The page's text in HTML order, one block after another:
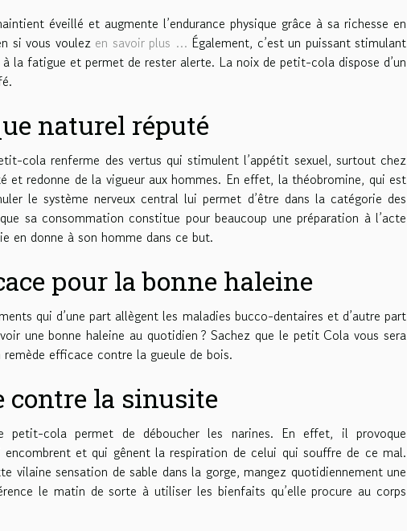
éveillé et augmente l’endurance physique grâce à sa richesse en
si vous voulez en savoir plus … Également, c’est un puissant stimulant
la fatigue et permet de rester alerte. La noix de petit-cola dispose d’un
naturel réputé
cola renferme des vertus qui stimulent l’appétit sexuel, surtout chez
et redonne de la vigueur aux hommes. En effet, la théobromine, qui est
le système nerveux central lui permet d’être dans la catégorie des
sa consommation constitue pour beaucoup une préparation à l’acte
en donne à son homme dans ce but.
pour la bonne haleine
qui d’une part allègent les maladies bucco-dentaires et d’autre part
une bonne haleine au quotidien ? Sachez que le petit Cola vous sera
efficace contre la gueule de bois.
contre la sinusite
petit-cola permet de déboucher les narines. En effet, il provoque
et qui gênent la respiration de celui qui souffre de ce mal.
vilaine sensation de sable dans la gorge, mangez quotidiennement une
le matin de sorte à utiliser les bienfaits qu’elle procure au corps